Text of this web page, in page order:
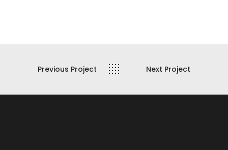
Previous Project Next Project